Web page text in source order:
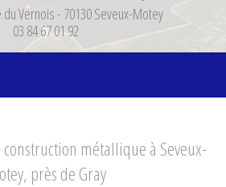
du Vernois - 70130 Seveux-Motey
03 84 67 01 92
construction métallique à Seveux-
près de Gray